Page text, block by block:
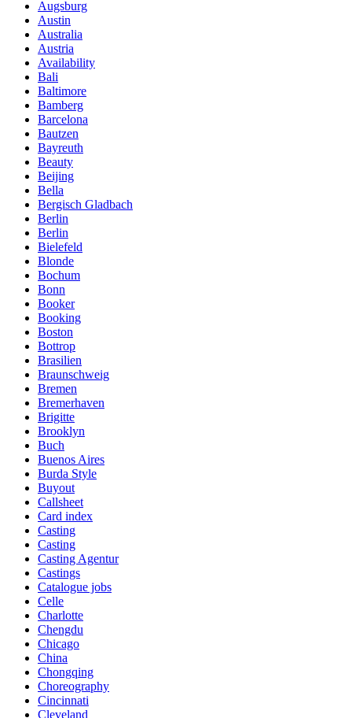
Augsburg
Austin
Australia
Austria
Availability
Bali
Baltimore
Bamberg
Barcelona
Bautzen
Bayreuth
Beauty
Beijing
Bella
Bergisch Gladbach
Berlin
Berlin
Bielefeld
Blonde
Bochum
Bonn
Booker
Booking
Boston
Bottrop
Brasilien
Braunschweig
Bremen
Bremerhaven
Brigitte
Brooklyn
Buch
Buenos Aires
Burda Style
Buyout
Callsheet
Card index
Casting
Casting
Casting Agentur
Castings
Catalogue jobs
Celle
Charlotte
Chengdu
Chicago
China
Chongqing
Choreography
Cincinnati
Cleveland